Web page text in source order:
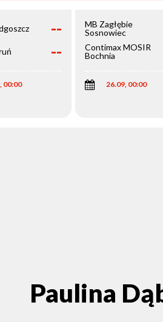
--
--
00:00
MB Zagłębie
Sosnowiec
Contimax MOSIR
Bochnia
26.09, 00:00
Paulina